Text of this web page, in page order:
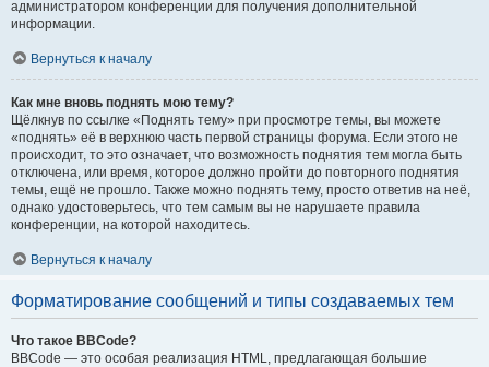
администратором конференции для получения дополнительной
информации.
Вернуться к началу
Как мне вновь поднять мою тему?
Щёлкнув по ссылке «Поднять тему» при просмотре темы, вы можете
«поднять» её в верхнюю часть первой страницы форума. Если этого не
происходит, то это означает, что возможность поднятия тем могла быть
отключена, или время, которое должно пройти до повторного поднятия
темы, ещё не прошло. Также можно поднять тему, просто ответив на неё,
однако удостоверьтесь, что тем самым вы не нарушаете правила
конференции, на которой находитесь.
Вернуться к началу
Форматирование сообщений и типы создаваемых тем
Что такое BBCode?
BBCode — это особая реализация HTML, предлагающая большие